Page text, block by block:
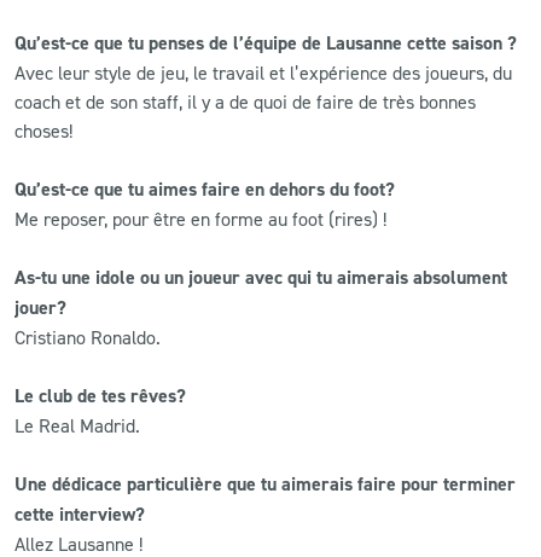
Qu’est-ce que tu penses de l’équipe de Lausanne cette saison ?
Avec leur style de jeu, le travail et l’expérience des joueurs, du
coach et de son staff, il y a de quoi de faire de très bonnes
choses!
Qu’est-ce que tu aimes faire en dehors du foot?
Me reposer, pour être en forme au foot (rires) !
As-tu une idole ou un joueur avec qui tu aimerais absolument
jouer?
Cristiano Ronaldo.
Le club de tes rêves?
Le Real Madrid.
Une dédicace particulière que tu aimerais faire pour terminer
cette interview?
Allez Lausanne !